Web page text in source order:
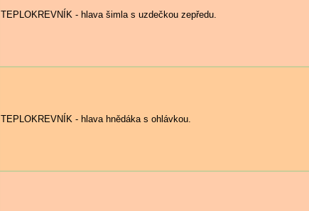
TEPLOKREVNÍK - hlava šimla s uzdečkou zepředu.
TEPLOKREVNÍK - hlava hnědáka s ohlávkou.